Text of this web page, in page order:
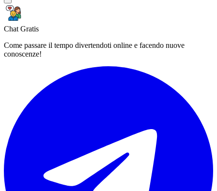
Chat Gratis
Come passare il tempo divertendoti online e facendo nuove
conoscenze!